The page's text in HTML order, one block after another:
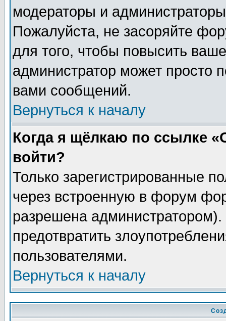
модераторы и
Пожалуйста, не засоряйте
для того, чтобы повысить
администратор может просто
вами сообщений.
Вернуться к началу
Когда я щёлкаю по ссылке
войти?
Только зарегистрированные
через встроенную в форум
разрешена
предотвратить
пользователями.
Вернуться к началу